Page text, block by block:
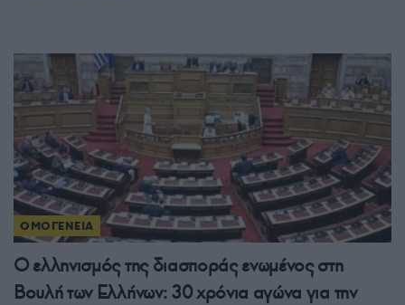
ΟΜΟΓΕΝΕΙΑ
Ο ελληνισμός της διασποράς ενωμένος στη
Βουλή των Ελλήνων: 30 χρόνια αγώνα για την